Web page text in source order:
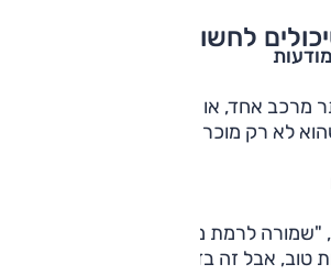
לחשוף סוחר במסווה:
מרכב אחד, או כל כמה שבועות מציע
לא רק מוכר "את הרכב של אמא".
לרמת מוזיאון", או "אוטו של
אבל זה בדיוק מה שהסוחר רוצה